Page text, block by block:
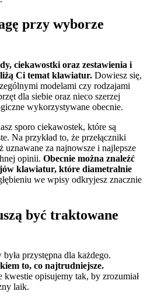
przy wyborze
ciekawostki oraz zestawienia i
Ci temat klawiatur. Dowiesz się,
modelami czy rodzajami
dla siebie oraz nieco szerzej
wykorzystywane obecnie.
sporo ciekawostek, które są
Na przykład to, że przełączniki
uznawane za najnowsze i najlepsze
opinii. Obecnie można znaleźć
klawiatur, które diametralnie
we wpisy odkryjesz znacznie
być traktowane
przystępna dla każdego.
to, co najtrudniejsze.
opisujemy tak, by zrozumiał
laik.